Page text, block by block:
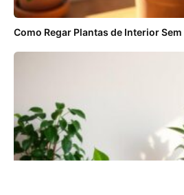
Como Regar Plantas de Interior